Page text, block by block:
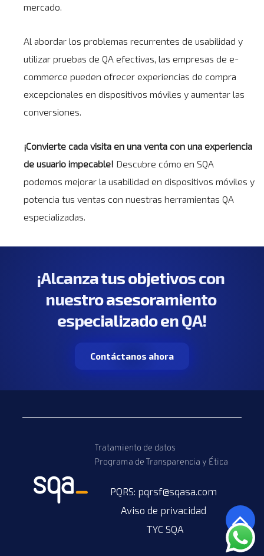
mercado.
Al abordar los problemas recurrentes de usabilidad y
utilizar pruebas de QA efectivas, las empresas de e-
commerce pueden ofrecer experiencias de compra
excepcionales en dispositivos móviles y aumentar las
conversiones.
¡Convierte cada visita en una venta con una experiencia
de usuario impecable! Descubre cómo en SQA
podemos mejorar la usabilidad en dispositivos móviles y
potencia tus ventas con nuestras herramientas QA
especializadas.
¡Alcanza tus objetivos con
nuestro asesoramiento
especializado en QA!
Contáctanos ahora
Tratamiento de datos
Programa de Transparencia y Ética
PQRS: pqrsf@sqasa.com
Aviso de privacidad
TYC SQA